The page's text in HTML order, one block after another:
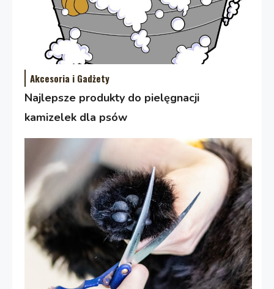
Akcesoria i Gadżety
Najlepsze produkty do pielęgnacji
kamizelek dla psów